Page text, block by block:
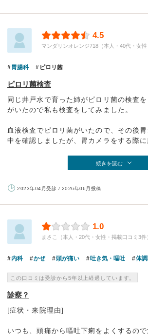
4.5
マンダリンオレンジ718（本人・40代・女性
胃腸科 ピロリ菌
ピロリ菌検査
同じ井戸水で育った姉がピロリ菌の検査
がいたので私も検査をしてみました。
血液検査でピロリ菌がいたので、その後
中を確認しましたが、胃カメラをする際に
続きを読む
2023年04月受診 / 2026年06月投稿
1.0
まさこ（本人・20代・女性・掲載口コミ3件
内科 かぜ 頭が痛い 吐き気・嘔吐 体
この口コミは受診から5年以上経過しています。
診察？
[症状・来院理由]
いつも、頭痛から嘔吐下痢をよくするの